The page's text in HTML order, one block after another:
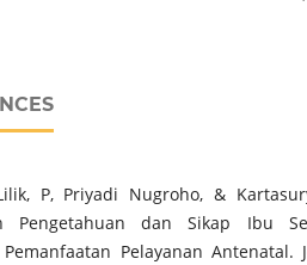
P, Priyadi Nugroho, &
Pengetahuan dan Sikap Ibu
Pelayanan Antenatal.